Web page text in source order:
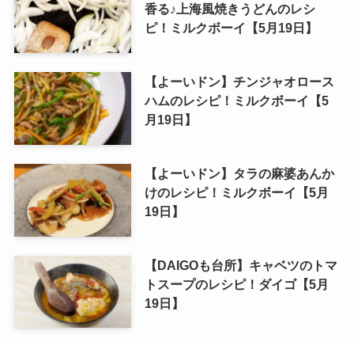
香る♪上海風焼きうどんのレシ
ピ！ミルクボーイ【5月19日】
【よーいドン】チンジャオロース
ハムのレシピ！ミルクボーイ【5
月19日】
【よーいドン】タラの麻婆あんか
けのレシピ！ミルクボーイ【5月
19日】
【DAIGOも台所】キャベツのトマ
トスープのレシピ！ダイゴ【5月
19日】